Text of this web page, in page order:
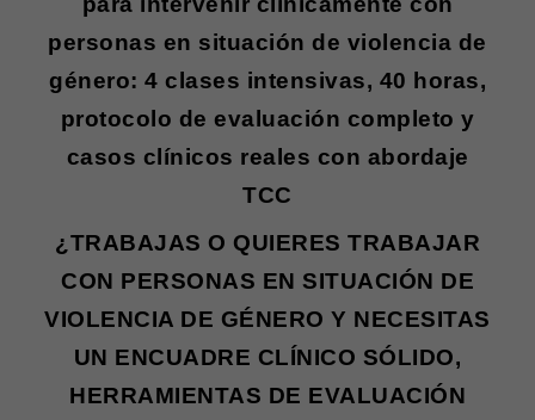
personas en situación de violencia de
género: 4 clases intensivas, 40 horas,
protocolo de evaluación completo y
casos clínicos reales con abordaje
TCC
¿TRABAJAS O QUIERES TRABAJAR
CON PERSONAS EN SITUACIÓN DE
VIOLENCIA DE GÉNERO Y NECESITAS
UN ENCUADRE CLÍNICO SÓLIDO,
HERRAMIENTAS DE EVALUACIÓN